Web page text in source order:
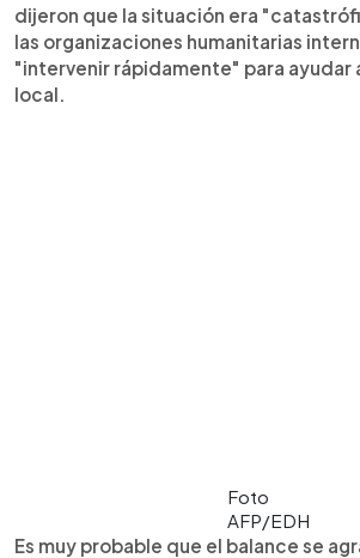
dijeron que la situación era
las organizaciones humanitarias
"intervenir rápidamente" para ayudar
local.
Foto
AFP/EDH
Es muy probable que el balance se